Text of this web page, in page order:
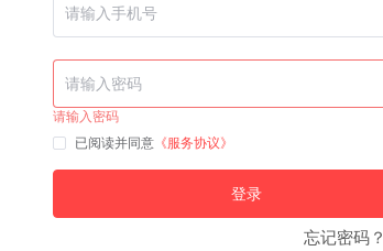
请输入密码
已阅读并同意 《服务协议》
登录
忘记密码？